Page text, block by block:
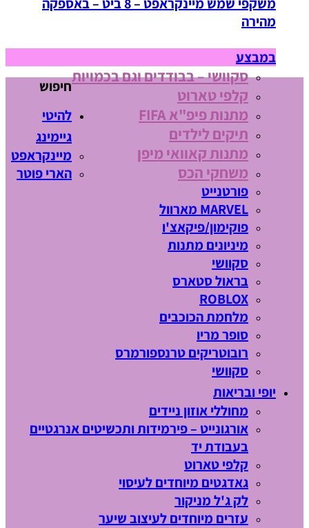
מהירה
במבצע
סקוושי – בבודדים וגם בכמויות
קלפי טארוט
מתנות פיפ"א FIFA
תיקים לילדים
מתנות קאוואי מיפן
משחקי הכס
חיפוש
להיטי
גיימינג
מיינקראפט
הארי פוטר
פורטנייט
MARVEL מארוול
פוקימון/פיקאצ'ו
מיניונים מתנות
סקוושי
בראול סטארס
ROBLOX
מלחמת הכוכבים
סופר מריו
רובוטריקים טרנספורמרס
סקוושי
יופי ובריאות
מחוללי אוזון ניידים
אורגונייט – פירמידות ותכשיטים אנרגטיים
בעבודת יד
קלפי טארוט
גאדגטים מיוחדים לעיסוי
לק ג'ל מניקור
עזרים מיוחדים לעיצוב שיער